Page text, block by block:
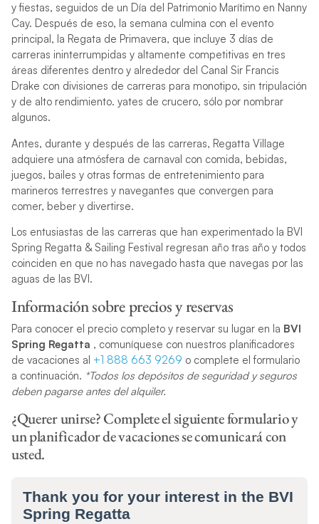
y fiestas, seguidos de un Día del Patrimonio Marítimo en Nanny
Cay. Después de eso, la semana culmina con el evento
principal, la Regata de Primavera, que incluye 3 días de
carreras ininterrumpidas y altamente competitivas en tres
áreas diferentes dentro y alrededor del Canal Sir Francis
Drake con divisiones de carreras para monotipo, sin tripulación
y de alto rendimiento. yates de crucero, sólo por nombrar
algunos.
Antes, durante y después de las carreras, Regatta Village
adquiere una atmósfera de carnaval con comida, bebidas,
juegos, bailes y otras formas de entretenimiento para
marineros terrestres y navegantes que convergen para
comer, beber y divertirse.
Los entusiastas de las carreras que han experimentado la BVI
Spring Regatta & Sailing Festival regresan año tras año y todos
coinciden en que no has navegado hasta que navegas por las
aguas de las BVI.
Información sobre precios y reservas
Para conocer el precio completo y reservar su lugar en la BVI
Spring Regatta , comuníquese con nuestros planificadores
de vacaciones al +1 888 663 9269 o complete el formulario
a continuación. *Todos los depósitos de seguridad y seguros
deben pagarse antes del alquiler.
¿Querer unirse? Complete el siguiente formulario y
un planificador de vacaciones se comunicará con
usted.